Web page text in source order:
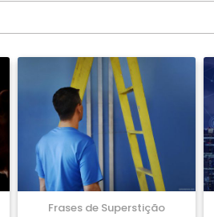
Frases de Superstição